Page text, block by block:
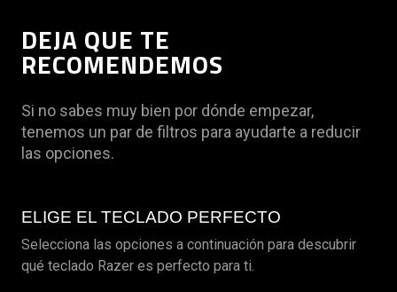
DEJA QUE TE
RECOMENDEMOS
Si no sabes muy bien por dónde empezar,
tenemos un par de filtros para ayudarte a reducir
las opciones.
ELIGE EL TECLADO PERFECTO
Selecciona las opciones a continuación para descubrir
qué teclado Razer es perfecto para ti.